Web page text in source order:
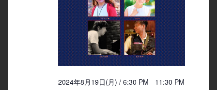
2024年8月19日(月) / 6:30 PM - 11:30 PM